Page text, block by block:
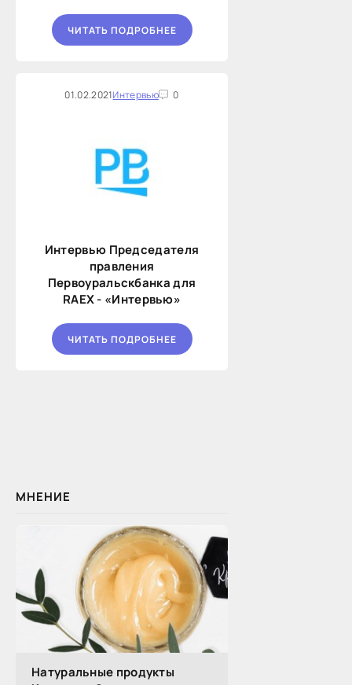
ЧИТАТЬ ПОДРОБНЕЕ
01.02.2021Интервью 0
Интервью Председателя
правления
Первоуральскбанка для
RAEX - «Интервью»
ЧИТАТЬ ПОДРОБНЕЕ
МНЕНИЕ
Натуральные продукты